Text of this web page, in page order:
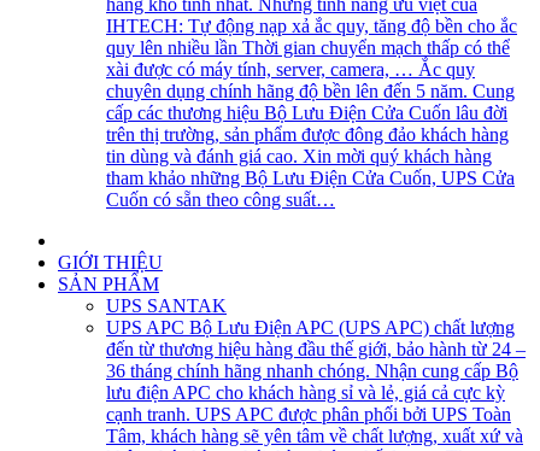
IHTECH: Tự động nạp xả ắc quy, tăng độ bền cho ắc
quy lên nhiều lần Thời gian chuyển mạch thấp có thể
xài được có máy tính, server, camera, … Ắc quy
chuyên dụng chính hãng độ bền lên đến 5 năm. Cung
cấp các thương hiệu Bộ Lưu Điện Cửa Cuốn lâu đời
trên thị trường, sản phẩm được đông đảo khách hàng
tin dùng và đánh giá cao. Xin mời quý khách hàng
tham khảo những Bộ Lưu Điện Cửa Cuốn, UPS Cửa
Cuốn có sẵn theo công suất…
GIỚI THIỆU
SẢN PHẨM
UPS SANTAK
UPS APC Bộ Lưu Điện APC (UPS APC) chất lượng
đến từ thương hiệu hàng đầu thế giới, bảo hành từ 24 –
36 tháng chính hãng nhanh chóng. Nhận cung cấp Bộ
lưu điện APC cho khách hàng sỉ và lẻ, giá cả cực kỳ
cạnh tranh. UPS APC được phân phối bởi UPS Toàn
Tâm, khách hàng sẽ yên tâm về chất lượng, xuất xứ và